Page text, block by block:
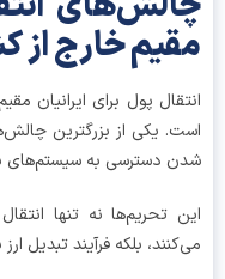
خارج از
پول برای ایرانیان مقیم
یکی از بزرگترین چالش‌ها،
دسترسی به سیستم‌های بانکی
تحریم‌ها نه تنها انتقال وجه
بلکه فرآیند تبدیل ارز به